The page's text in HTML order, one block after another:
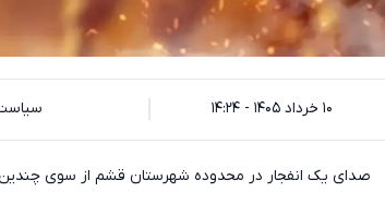
۱۰ خرداد ۱۴۰۵ - ۱۴:۲۴
صدای یک انفجار در محدوده شهرستان قشم از سوی